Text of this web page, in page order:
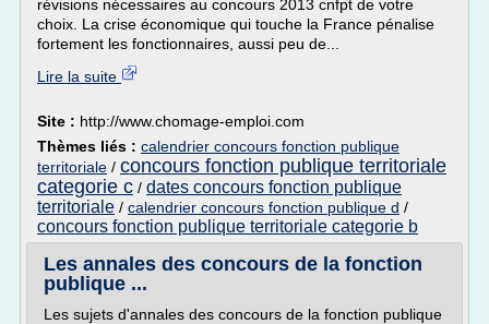
révisions nécessaires au concours 2013 cnfpt de votre
choix. La crise économique qui touche la France pénalise
fortement les fonctionnaires, aussi peu de...
Lire la suite
Site : http://www.chomage-emploi.com
Thèmes liés : calendrier concours fonction publique
territoriale / concours fonction publique territoriale
categorie c / dates concours fonction publique
territoriale / calendrier concours fonction publique d /
concours fonction publique territoriale categorie b
Les annales des concours de la fonction
publique ...
Les sujets d'annales des concours de la fonction publique